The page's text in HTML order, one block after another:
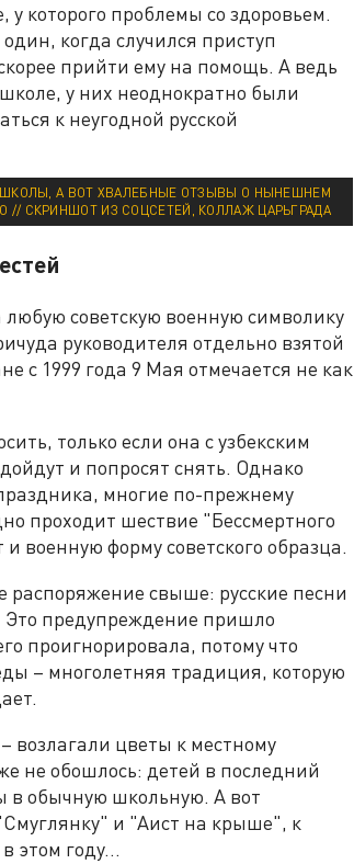
которого проблемы со здоровьем.
когда случился приступ
прийти ему на помощь. А ведь
у них неоднократно были
к неугодной русской
А ВОТ ХВАЛЕБНЫЕ ОТЗЫВЫ О НЫНЕШНЕМ
// СКРИНШОТ ИЗ СОЦСЕТЕЙ, КОЛЛАЖ ЦАРЬГРАДА
советскую военную символику
руководителя отдельно взятой
с 1999 года 9 Мая отмечается не как
только если она с узбекским
и попросят снять. Однако
многие по-прежнему
проходит шествие "Бессмертного
военную форму советского образца.
распоряжение свыше: русские песни
Это предупреждение пришло
проигнорировала, потому что
– многолетняя традиция, которую
возлагали цветы к местному
не обошлось: детей в последний
в обычную школьную. А вот
и "Аист на крыше", к
этом году…